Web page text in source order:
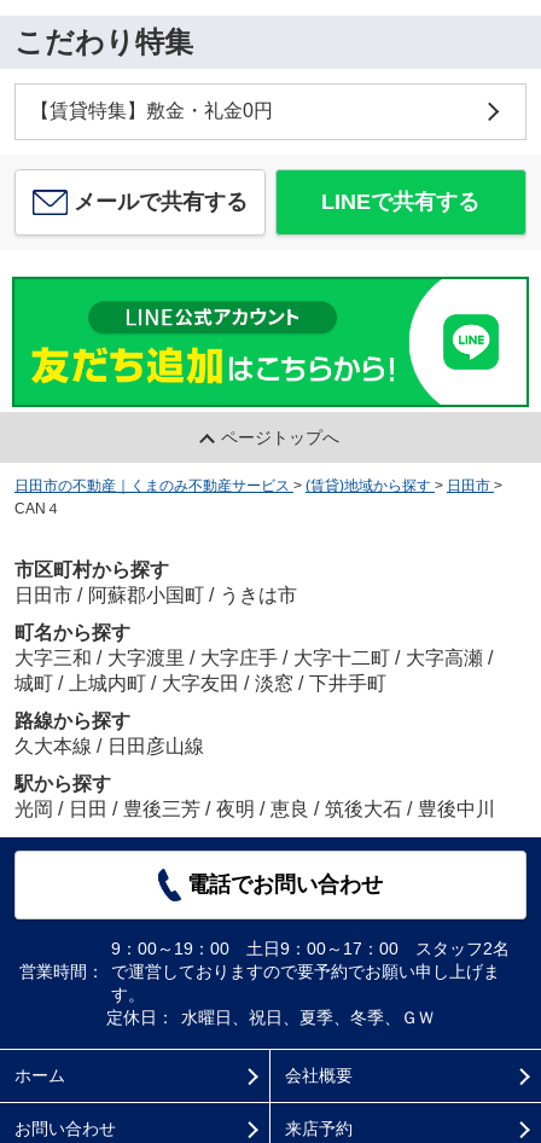
こだわり特集
【賃貸特集】敷金・礼金0円
メールで共有する LINEで共有する
ページトップへ
日田市の不動産｜くまのみ不動産サービス > (賃貸)地域から探す > 日田市 >
CAN４
市区町村から探す
日田市 / 阿蘇郡小国町 / うきは市
町名から探す
大字三和 / 大字渡里 / 大字庄手 / 大字十二町 / 大字高瀬 /
城町 / 上城内町 / 大字友田 / 淡窓 / 下井手町
路線から探す
久大本線 / 日田彦山線
駅から探す
光岡 / 日田 / 豊後三芳 / 夜明 / 恵良 / 筑後大石 / 豊後中川
電話でお問い合わせ
営業時間：
9：00～19：00 土日9：00～17：00 スタッフ2名
で運営しておりますので要予約でお願い申し上げま
す。
定休日：
水曜日、祝日、夏季、冬季、ＧＷ
ホーム 会社概要
お問い合わせ 来店予約